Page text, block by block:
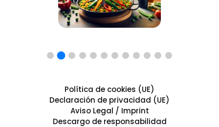
Política de cookies (UE)
Declaración de privacidad (UE)
Aviso Legal / Imprint
Descargo de responsabilidad